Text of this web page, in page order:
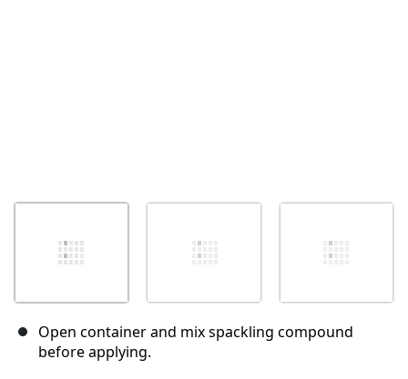
Open container and mix spackling compound
before applying.